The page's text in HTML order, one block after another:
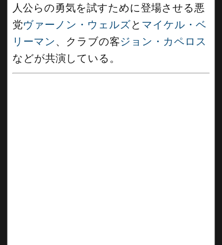
人公らの勇気を試すために登場させる悪
党ヴァーノン・ウェルズと マイケル・ベ
リーマン 、クラブの客ジョン・カペロス
などが共演している。